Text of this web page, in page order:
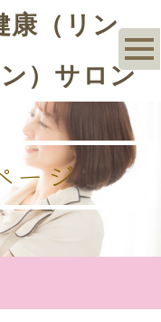
康（リン
）サロン
ージ